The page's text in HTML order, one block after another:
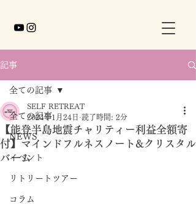
記事
全ての記事
NEWS
イベント
リトリートツアー
コラム
全ての記事
【能登半島地震チャリティー利益全額寄
付】マインドフルネスノート&クリスタル
バーム
SELF RETREAT
2024年1月24日 読了時間: 2分